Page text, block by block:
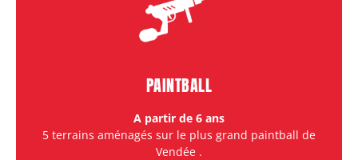
PAINTBALL
A partir de 6 ans
5 terrains aménagés sur le plus grand paintball de
Vendée .